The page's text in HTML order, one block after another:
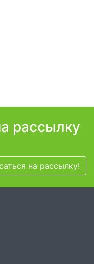
рассылку
на рассылку!